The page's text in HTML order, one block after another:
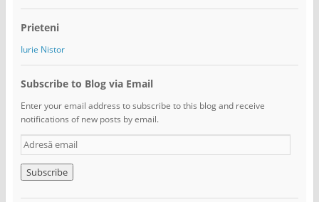
Prieteni
Iurie Nistor
Subscribe to Blog via Email
Enter your email address to subscribe to this blog and receive
notifications of new posts by email.
A
d
r
e
s